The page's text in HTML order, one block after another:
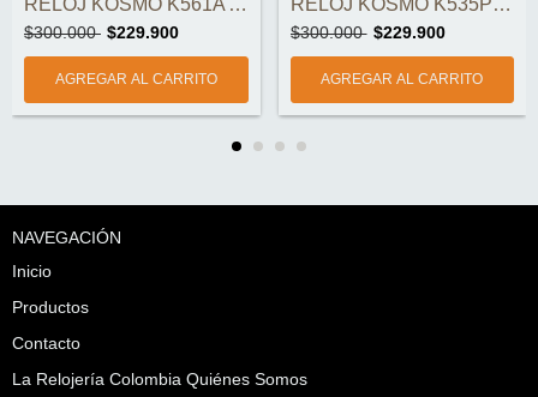
RELOJ KOSMO K561A AUTOMÁTICO ORIGINAL
$300.000 $229.900
RELOJ KOSMO K535P AUTOMÁTICO DOBLE CORRE...
$300.000 $229.900
NAVEGACIÓN
Inicio
Productos
Contacto
La Relojería Colombia Quiénes Somos